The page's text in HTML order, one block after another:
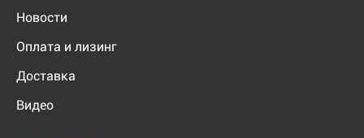
Новости
Оплата и лизинг
Доставка
Видео